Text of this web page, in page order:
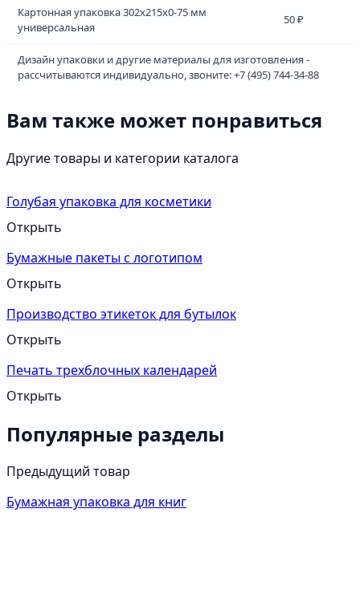
Картонная упаковка 302х215х0-75 мм
универсальная
50 ₽
Дизайн упаковки и другие материалы для изготовления -
рассчитываются индивидуально, звоните: +7 (495) 744-34-88
Вам также может понравиться
Другие товары и категории каталога
Голубая упаковка для косметики
Открыть
Бумажные пакеты с логотипом
Открыть
Производство этикеток для бутылок
Открыть
Печать трехблочных календарей
Открыть
Популярные разделы
Предыдущий товар
Бумажная упаковка для книг